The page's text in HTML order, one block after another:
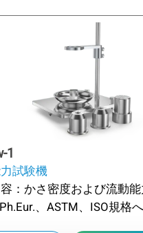
1
試験機
：かさ密度および流動能
、ASTM、ISO規格